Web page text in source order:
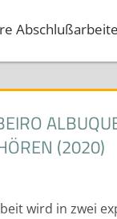
(2020)
Diplom- Bachelor
wird in zwei